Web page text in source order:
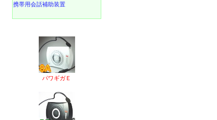
携帯用会話補助装置
パワギガＥ